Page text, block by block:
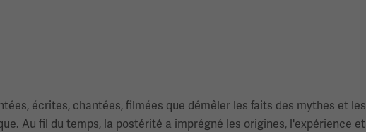
écrites, chantées, filmées que démêler les faits des mythes et les
Au fil du temps, la postérité a imprégné les origines, l'expérience et